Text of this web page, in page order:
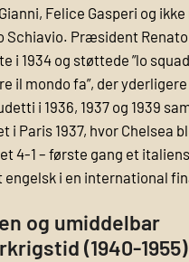
Felice Gasperi og
Schiavio. Præsident Renato
i 1934 og støttede ”lo
il mondo fa”, der
i 1936, 1937 og 1939
i Paris 1937, hvor Chelsea
4-1 – første gang et
engelsk i en international
og umiddelbar
(1940-1955)